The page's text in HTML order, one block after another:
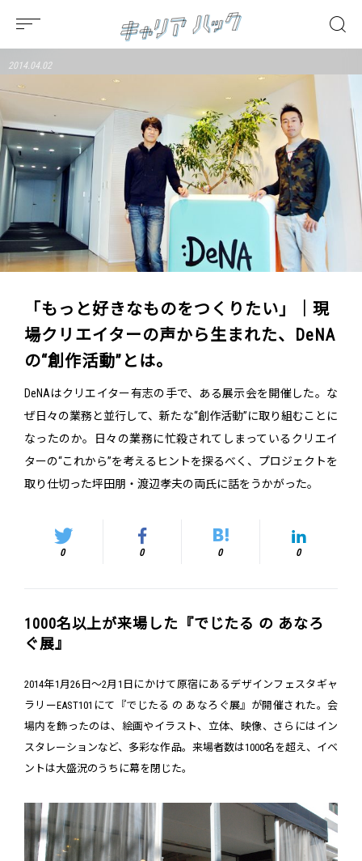
2014.04.02
「もっと好きなものをつくりたい」｜現
場クリエイターの声から生まれた、DeNA
の“創作活動”とは。
DeNAはクリエイター有志の手で、ある展示会を開催した。な
ぜ日々の業務と並行して、新たな“創作活動”に取り組むことに
なったのか。日々の業務に忙殺されてしまっているクリエイ
ターの“これから”を考えるヒントを探るべく、プロジェクトを
取り仕切った坪田朋・渡辺孝夫の両氏に話をうかがった。
0 0 0 0
1000名以上が来場した『でじたる の あなろ
ぐ展』
2014年1月26日～2月1日にかけて原宿にあるデザインフェスタギャ
ラリーEAST101にて『でじたる の あなろぐ展』が開催された。会
場内を飾ったのは、絵画やイラスト、立体、映像、さらにはイン
スタレーションなど、多彩な作品。来場者数は1000名を超え、イベ
ントは大盛況のうちに幕を閉じた。